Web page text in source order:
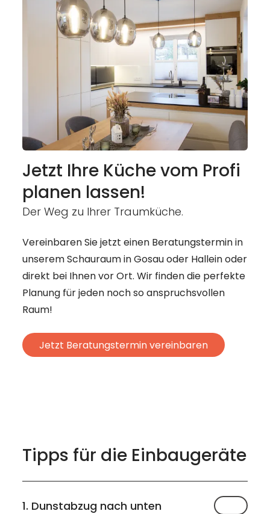
Jetzt Ihre Küche vom Profi
planen lassen!
Der Weg zu Ihrer Traumküche.
Vereinbaren Sie jetzt einen Beratungstermin in
unserem Schauraum in Gosau oder Hallein oder
direkt bei Ihnen vor Ort. Wir finden die perfekte
Planung für jeden noch so anspruchsvollen
Raum!
Jetzt Beratungstermin vereinbaren
Tipps für die Einbaugeräte
1. Dunstabzug nach unten